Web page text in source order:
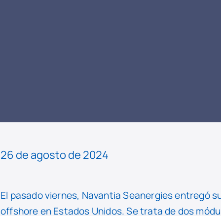
26 de agosto de 2024
El pasado viernes, Navantia Seanergies entregó
offshore en Estados Unidos. Se trata de dos